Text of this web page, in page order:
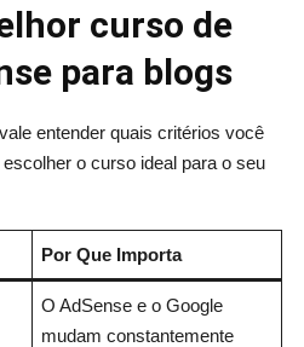
curso de
para blogs
entender quais critérios você
o curso ideal para o seu
Por Que Importa
O AdSense e o Google
mudam constantemente